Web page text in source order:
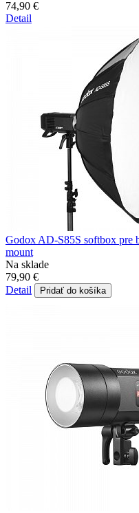
74,90 €
Detail
Godox AD-S85S softbox pre
mount
Na sklade
79,90 €
Detail
Pridať do košíka